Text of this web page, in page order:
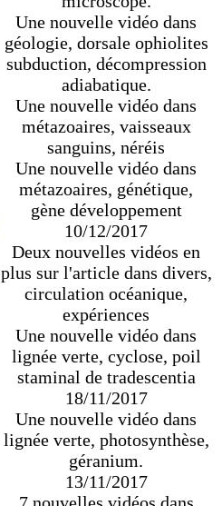
Une nouvelle vidéo dans
géologie, dorsale ophiolites
subduction, décompression
adiabatique.
Une nouvelle vidéo dans
métazoaires, vaisseaux
sanguins, néréis
Une nouvelle vidéo dans
métazoaires, génétique,
gène développement
10/12/2017
Deux nouvelles vidéos en
plus sur l'article dans divers,
circulation océanique,
expériences
Une nouvelle vidéo dans
lignée verte, cyclose, poil
staminal de tradescentia
18/11/2017
Une nouvelle vidéo dans
lignée verte, photosynthèse,
géranium.
13/11/2017